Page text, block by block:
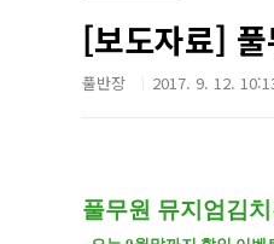
[보도자료]
풀반장 2017. 9. 12.
풀무원 뮤지엄김